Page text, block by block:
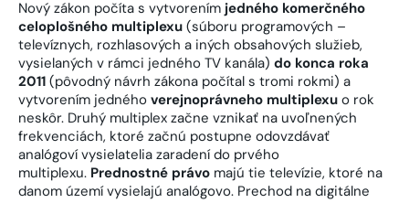
Nový zákon počíta s vytvorením jedného komerčného
celoplošného multiplexu (súboru programových –
televíznych, rozhlasových a iných obsahových služieb,
vysielaných v rámci jedného TV kanála) do konca roka
2011 (pôvodný návrh zákona počítal s tromi rokmi) a
vytvorením jedného verejnoprávneho multiplexu o rok
neskôr. Druhý multiplex začne vznikať na uvoľnených
frekvenciách, ktoré začnú postupne odovzdávať
analógoví vysielatelia zaradení do prvého
multiplexu. Prednostné právo majú tie televízie, ktoré na
danom území vysielajú analógovo. Prechod na digitálne